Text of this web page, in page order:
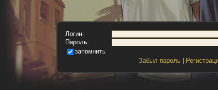
Логин:
Пароль:
запомнить
Забыл пароль|